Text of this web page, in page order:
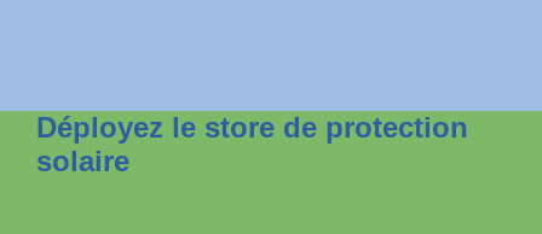
Déployez le store de protection
solaire